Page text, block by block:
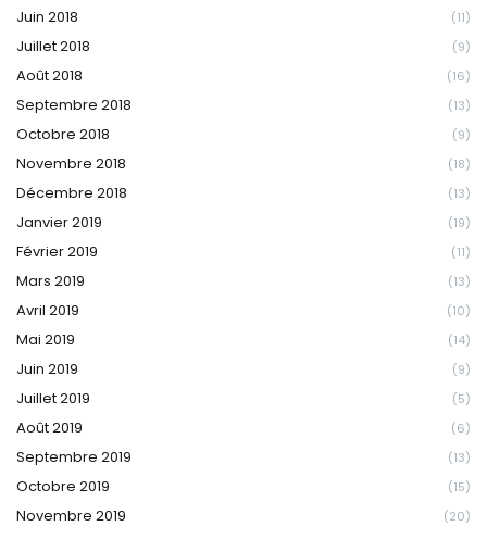
Juin 2018 (11)
Juillet 2018 (9)
Août 2018 (16)
Septembre 2018 (13)
Octobre 2018 (9)
Novembre 2018 (18)
Décembre 2018 (13)
Janvier 2019 (19)
Février 2019 (11)
Mars 2019 (13)
Avril 2019 (10)
Mai 2019 (14)
Juin 2019 (9)
Juillet 2019 (5)
Août 2019 (6)
Septembre 2019 (13)
Octobre 2019 (15)
Novembre 2019 (20)